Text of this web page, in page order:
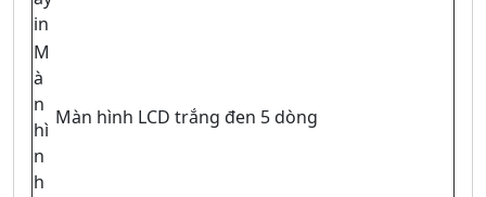
in
M
à
n
hì
n
h
Màn hình LCD trắng đen 5 dòng